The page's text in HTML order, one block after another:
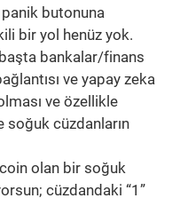
butonuna
bir yol henüz yok.
bankalar/finans
ve yapay zeka
ve özellikle
soğuk cüzdanların
olan bir soğuk
cüzdandaki “1”